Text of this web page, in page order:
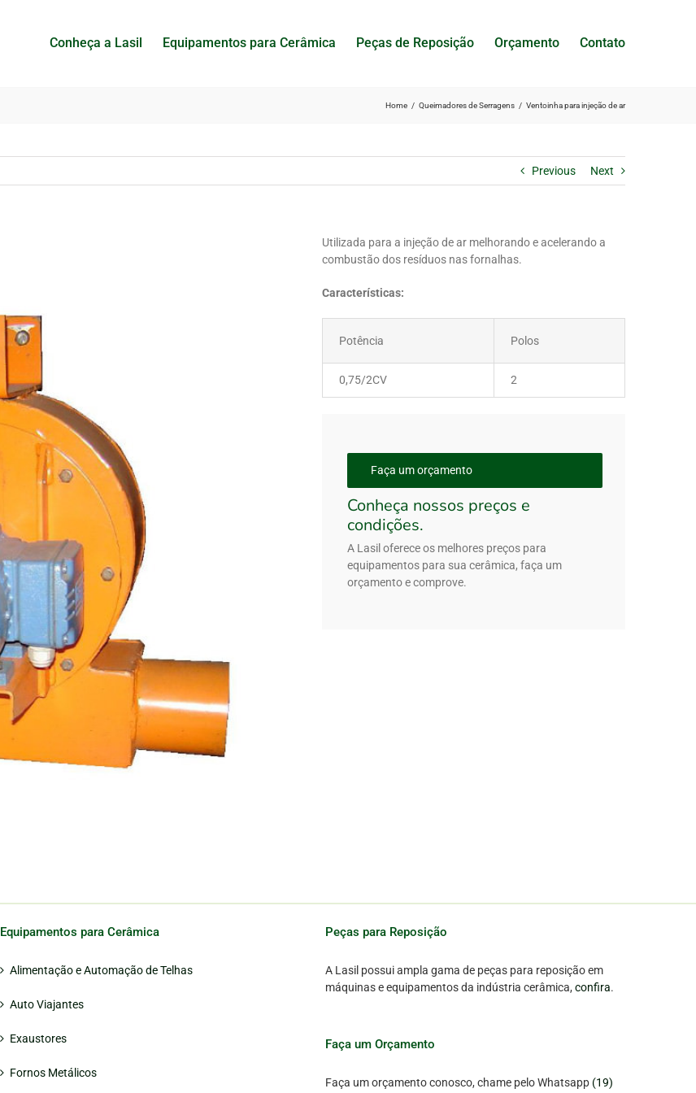
Conheça a Lasil Equipamentos para Cerâmica Peças de Reposição Orçamento Contato
Home Queimadores de Serragens Ventoinha para injeção de ar
Previous Next
Utilizada para a injeção de ar melhorando e acelerando a
combustão dos resíduos nas fornalhas.
Características:
Potência Polos
0,75/2CV 2
Faça um orçamento
Conheça nossos preços e
condições.
A Lasil oferece os melhores preços para
equipamentos para sua cerâmica, faça um
orçamento e comprove.
Equipamentos para Cerâmica
Alimentação e Automação de Telhas
Auto Viajantes
Exaustores
Fornos Metálicos
Peças para Reposição
A Lasil possui ampla gama de peças para reposição em
máquinas e equipamentos da indústria cerâmica,confira.
Faça um Orçamento
Faça um orçamento conosco, chame pelo Whatsapp (19)